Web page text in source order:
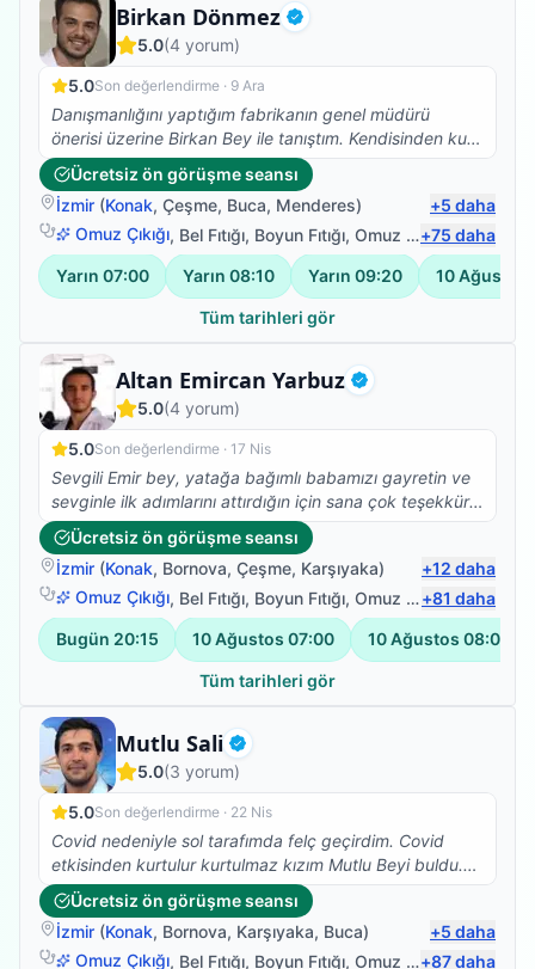
Birkan Dönmez Doğrulanmış
Fizyoterapist
5.0(4 yorum)
5.0Son değerlendirme · 9 Ara
Danışmanlığını yaptığım fabrikanın genel müdürü
önerisi üzerine Birkan Bey ile tanıştım. Kendisinden kuru
iğne tedavisi aldım ve ilk seansta bile ağrılarımı hafifletti
işinde tecrübeli ve gönül rahatlığı ile herkese tavsiye
edebilirim.
Ücretsiz ön görüşme seansı
İzmir (Konak, Çeşme, Buca, Menderes) +5 daha
Omuz Çıkığı, Bel Fıtığı, Boyun Fıtığı, Omuz Bağ Yaralanması +75 daha
Yarın 07:00 Yarın 08:10 Yarın 09:20 10 Ağustos
Tüm tarihleri gör
Altan Emircan Yarbuz Doğrulanmış
Fizyoterapist
5.0(4 yorum)
5.0Son değerlendirme · 17 Nis
Sevgili Emir bey, yatağa bağımlı babamızı gayretin ve
sevginle ilk adımlarını attırdığın için sana çok teşekkür
ederiz. Yolun açık olsun...
Ücretsiz ön görüşme seansı
İzmir (Konak, Bornova, Çeşme, Karşıyaka) +12 daha
Omuz Çıkığı, Bel Fıtığı, Boyun Fıtığı, Omuz Bağ Yaralanması +81 daha
Bugün 20:15 10 Ağustos 07:00 10 Ağustos 08:00
Tüm tarihleri gör
Mutlu Sali Doğrulanmış
Fizyoterapist
5.0(3 yorum)
5.0Son değerlendirme · 22 Nis
Covid nedeniyle sol tarafımda felç geçirdim. Covid
etkisinden kurtulur kurtulmaz kızım Mutlu Beyi buldu.
Iyi ki de bulmuş, çok ilgili , bilgili , hastasına özen
gösteren , beyefendi ,şahane bir insan. Kızım her yerde
anlatıyor ve öneriyor. Tanışmaktan ve birlikte çalışıyor
olmaktan cok memnunum. Sadece denge sorunum
Ücretsiz ön görüşme seansı
İzmir (Konak, Bornova, Karşıyaka, Buca) +5 daha
Omuz Çıkığı, Bel Fıtığı, Boyun Fıtığı, Omuz Bağ Yaralanması +87daha